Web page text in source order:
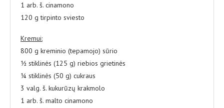
1 arb. š. cinamono
120 g tirpinto sviesto
Kremui:
800 g kreminio (tepamojo) sūrio
½ stiklinės (125 g) riebios grietinės
¼ stiklinės (50 g) cukraus
3 valg. š. kukurūzų krakmolo
1 arb. š. malto cinamono